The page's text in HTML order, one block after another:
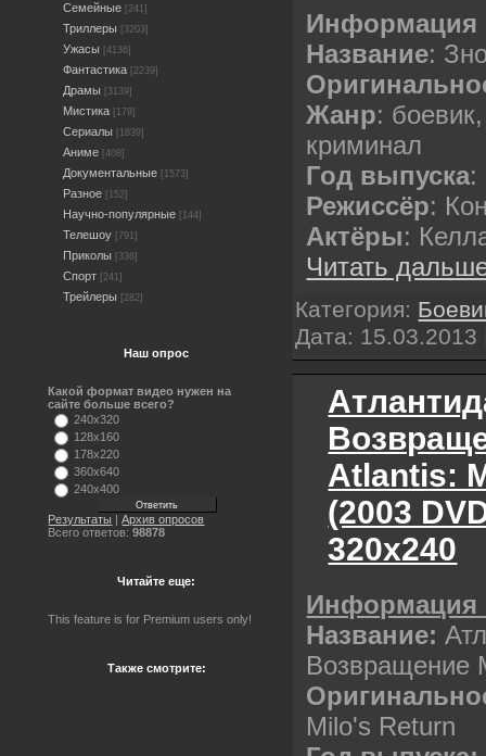
Семейные [241]
Триллеры [3203]
Ужасы [4136]
Фантастика [2239]
Драмы [3139]
Мистика [179]
Сериалы [1839]
Аниме [408]
Документальные [1573]
Разное [152]
Научно-популярные [144]
Телешоу [791]
Приколы [336]
Спорт [241]
Трейлеры [282]
Наш опрос
Какой формат видео нужен на
сайте больше всего?
240x320
128x160
178x220
360x640
240x400
Результаты |Архив опросов
Всего ответов:98878
Читайте еще:
This feature is for Premium users only!
Также смотрите:
Название:
Жанр:
криминал
Год выпуска:
Режиссёр:
Актёры:
Читать
Категория:
Дата: 15.03.2013
Atlantis:
(2003
320х240
Название:
Возвращение
Milo's Return